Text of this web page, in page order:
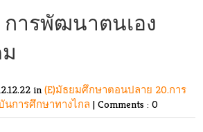
การพัฒนาตนเอง
in (E)มัธยมศึกษาตอนปลาย 20.การ
นการศึกษาทางไกล | Comments : 0